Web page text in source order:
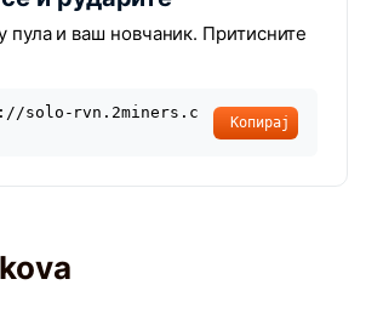
пула и ваш новчаник. Притисните
solo-rvn.2miners.c
Копирај